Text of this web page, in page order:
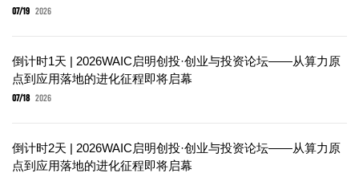
07/19 2026
倒计时1天 | 2026WAIC启明创投·创业与投资论坛——从算力原
点到应用落地的进化征程即将启幕
07/18 2026
倒计时2天 | 2026WAIC启明创投·创业与投资论坛——从算力原
点到应用落地的进化征程即将启幕